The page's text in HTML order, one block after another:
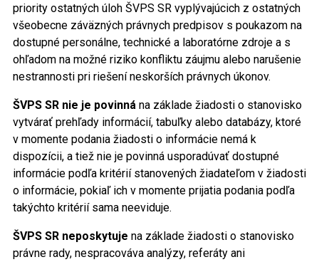
priority ostatných úloh ŠVPS SR vyplývajúcich z ostatných
všeobecne záväzných právnych predpisov s poukazom na
dostupné personálne, technické a laboratórne zdroje a s
ohľadom na možné riziko konfliktu záujmu alebo narušenie
nestrannosti pri riešení neskorších právnych úkonov.
ŠVPS SR nie je povinnána základe žiadosti o stanovisko
vytvárať prehľady informácií, tabuľky alebo databázy, ktoré
v momente podania žiadosti o informácie nemá k
dispozícii, a tiež nie je povinná usporadúvať dostupné
informácie podľa kritérií stanovených žiadateľom v žiadosti
o informácie, pokiaľ ich v momente prijatia podania podľa
takýchto kritérií sama neeviduje.
ŠVPS SR neposkytuje na základe žiadosti o stanovisko
právne rady, nespracováva analýzy, referáty ani